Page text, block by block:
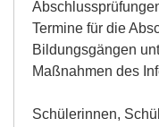
Abschlussp
Termine für die
Bildungsgängen
Maßnahmen des
Schülerinnen,